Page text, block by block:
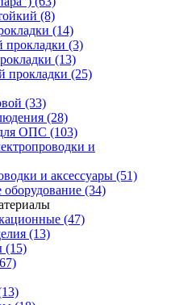
(8)
(14)
прокладки (3)
(13)
прокладки (25)
(33)
(28)
ОПС (103)
и
и аксессуары (51)
оборудование (34)
(47)
(13)
(15)